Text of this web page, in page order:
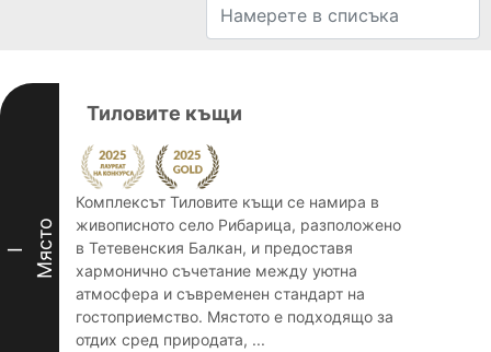
I Място
Тиловите къщи
Комплексът Тиловите къщи се намира в
живописното село Рибарица, разположено
в Тетевенския Балкан, и предоставя
хармонично съчетание между уютна
атмосфера и съвременен стандарт на
гостоприемство. Мястото е подходящо за
отдих сред природата, ...